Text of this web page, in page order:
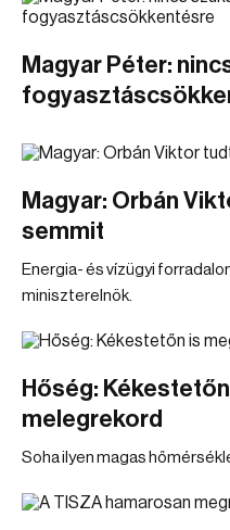
Magyar Péter:
Magyar: Orbán
semmit
Energia- és vízügyi
miniszterelnök.
Hőség:
melegrekord
Soha ilyen magas